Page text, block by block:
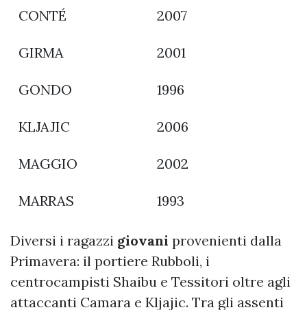
CONTÉ 2007
GIRMA 2001
GONDO 1996
KLJAJIC 2006
MAGGIO 2002
MARRAS 1993
Diversi i ragazzi giovani provenienti dalla
Primavera: il portiere Rubboli, i
centrocampisti Shaibu e Tessitori oltre agli
attaccanti Camara e Kljajic. Tra gli assenti